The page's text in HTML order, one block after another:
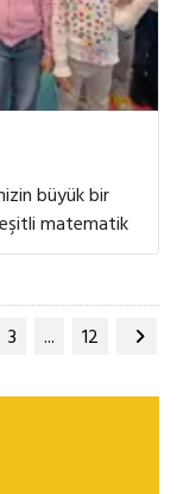
büyük bir
matematik
tamamladık.
3 ... 12